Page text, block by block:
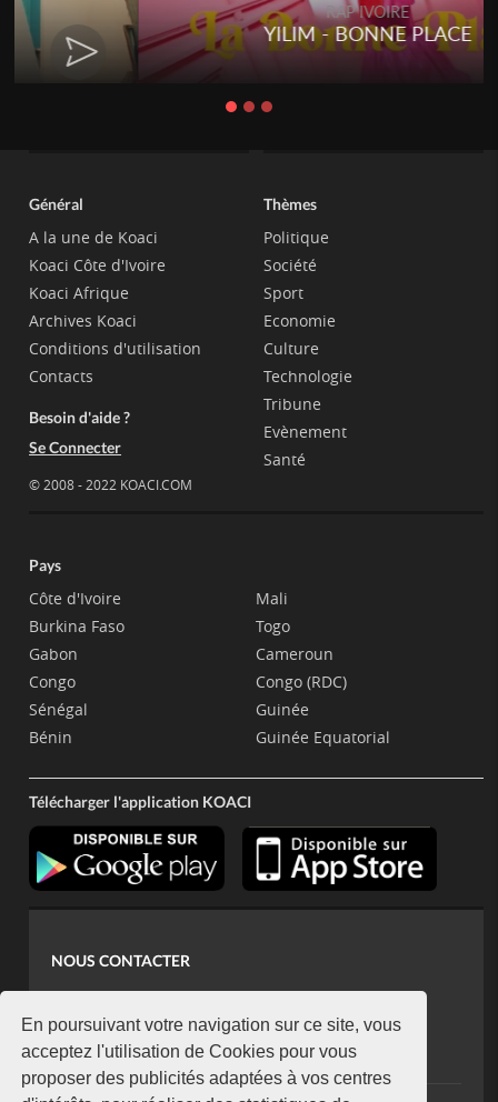
En poursuivant votre navigation sur ce site, vous
acceptez l'utilisation de Cookies pour vous
proposer des publicités adaptées à vos centres
Togo
Talakaka - ÉTÉRÉRÉ
Général
A la une de Koaci
Koaci Côte d'Ivoire
Koaci Afrique
Archives Koaci
Conditions d'utilisation
Contacts
Besoin d'aide ?
Se Connecter
© 2008 - 2022 KOACI.COM
Thèmes
Politique
Société
Sport
Economie
Culture
Technologie
Tribune
Evènement
Santé
Pays
Côte d'Ivoire
Burkina Faso
Gabon
Congo
Sénégal
Bénin
Mali
Togo
Cameroun
Congo (RDC)
Guinée
Guinée Equatorial
Télécharger l'application KOACI
NOUS CONTACTER
koaci@yahoo.fr
+225 07 08 85 52 93